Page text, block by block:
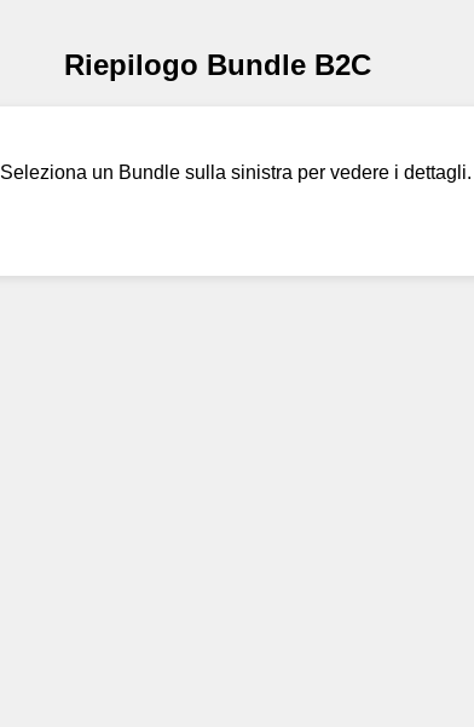
Riepilogo Bundle B2C
Seleziona un Bundle sulla sinistra per vedere i dettagli.